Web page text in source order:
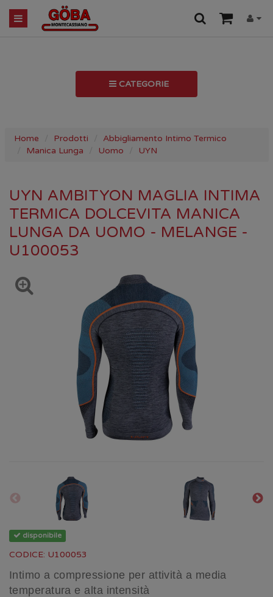
CATEGORIE
Home Prodotti
Abbigliamento Intimo Termico
Manica Lunga
Uomo UYN
UYN AMBITYON MAGLIA INTIMA
TERMICA DOLCEVITA MANICA
LUNGA DA UOMO - MELANGE -
U100053
disponibile
CODICE: U100053
Intimo a compressione per attività a media
temperatura e alta intensità